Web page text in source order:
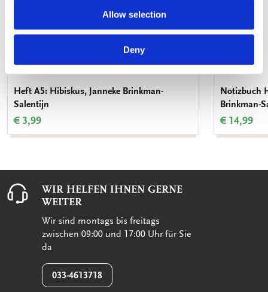
Allow selection
Deny
Heft A5: Hibiskus, Janneke Brinkman-
Salentijn
€ 3,99
Notizbuch
Brinkman-
€ 14,99
WIR HELFEN IHNEN GERNE
WEITER
Wir sind montags bis freitags
zwischen 09:00 und 17:00 Uhr für Sie
da
033-4613718